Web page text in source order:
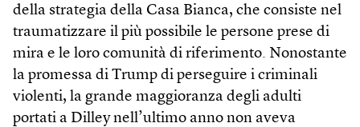
della strategia della Casa Bianca, che consiste nel
traumatizzare il più possibile le persone prese di
mira e le loro comunità di riferimento. Nonostante
la promessa di Trump di perseguire i criminali
violenti, la grande maggioranza degli adulti
portati a Dilley nell’ultimo anno non aveva